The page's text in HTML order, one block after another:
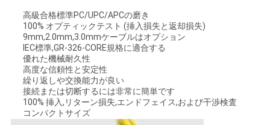
PRIVACY
POLICY
高級合格標準PC/UPC/APCの磨き
100% オプティックテスト (挿入損失と返却損失)
9mm,2.0mm,3.0mmケーブルはオプション
IEC標準,GR-326-CORE規格に適合する
優れた機械耐久性
高度な信頼性と安定性
繰り返しや交換能力が良い
接続または切断するには非常に簡単です
100% 挿入,リターン損失,エンドフェイス,および干渉検査
コンパクトサイズ